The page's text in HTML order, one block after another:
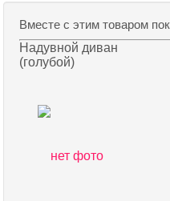
Вместе с этим товаром
Надувной диван
(голубой)